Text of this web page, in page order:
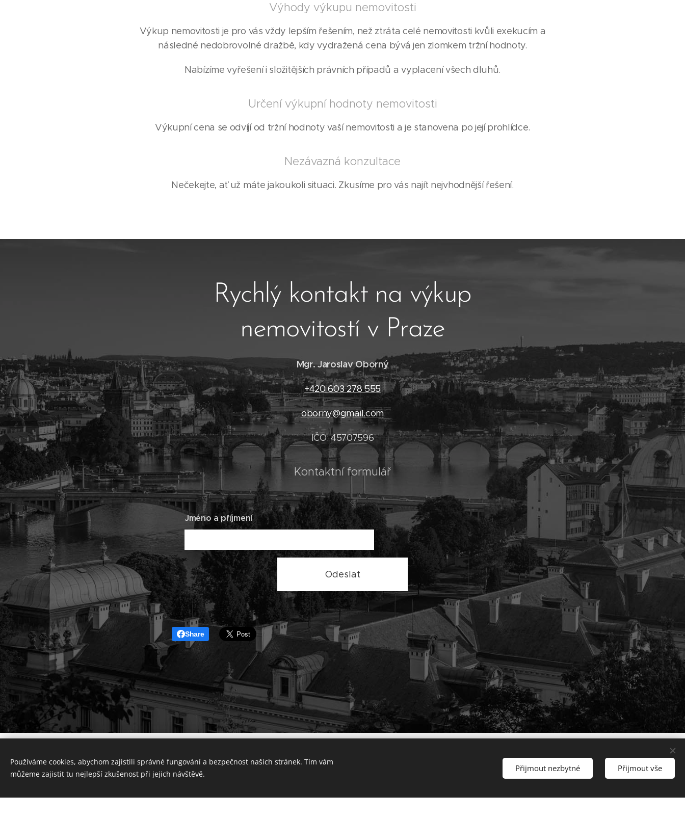
Výhody výkupu nemovitosti
Výkup nemovitosti je pro vás vždy lepším řešením, než ztráta celé nemovitosti kvůli exekucím a
následné nedobrovolné dražbě, kdy vydražená cena bývá jen zlomkem tržní hodnoty.
Nabízíme vyřešení i složitějších právních případů a vyplacení všech dluhů.
Určení výkupní hodnoty nemovitosti
Výkupní cena se odvíjí od tržní hodnoty vaší nemovitosti a je stanovena po její prohlídce.
Nezávazná konzultace
Nečekejte, ať už máte jakoukoli situaci. Zkusíme pro vás najít nejvhodnější řešení.
Rychlý kontakt na výkup
nemovitostí v Praze
Mgr. Jaroslav Oborný
+420 603 278 555
oborny@gmail.com
IČO: 45707596
Kontaktní formulář
Jméno a příjmení
Odeslat
Share
Lokality
Používáme cookies, abychom zajistili správné fungování a bezpečnost našich stránek. Tím vám
můžeme zajistit tu nejlepší zkušenost při jejich návštěvě.
Přijmout nezbytné Přijmout vše